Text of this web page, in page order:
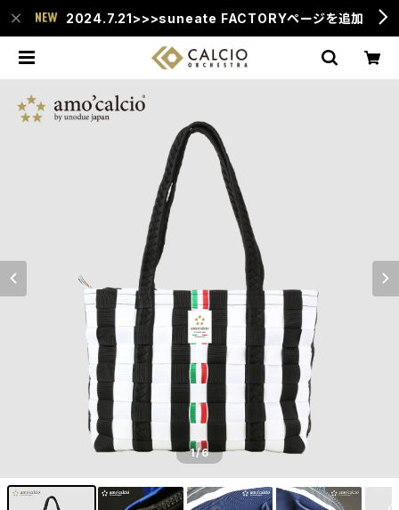
2024.7.21>>>suneate FACTORYページを追加
1/6